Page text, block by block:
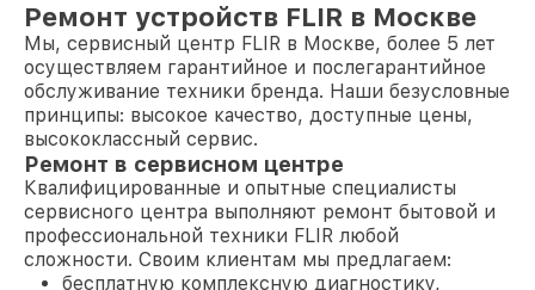
Ремонт устройств FLIR в Москве
Мы, сервисный центр FLIR в Москве, более 5 лет
осуществляем гарантийное и послегарантийное
обслуживание техники бренда. Наши безусловные
принципы: высокое качество, доступные цены,
высококлассный сервис.
Ремонт в сервисном центре
Квалифицированные и опытные специалисты
сервисного центра выполняют ремонт бытовой и
профессиональной техники FLIR любой
сложности. Своим клиентам мы предлагаем:
бесплатную комплексную диагностику,